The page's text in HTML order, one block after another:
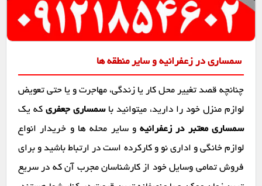
سمساری در زعفرانیه و سایر منطقه ها
چنانچه قصد تغییر محل کار یا زندگی، مهاجرت و یا حتی تعویض
لوازم منزل خود را دارید، میتوانید باسمساری جعفری که یک
سمساری معتبر در زعفرانیهو سایر محله ها و خریدار انواع
لوازم خانگی و اداری نو و کارکرده است در ارتباط باشید و برای
فروش تمامی وسایل خود از کارشناسان مجرب آن که در سریع